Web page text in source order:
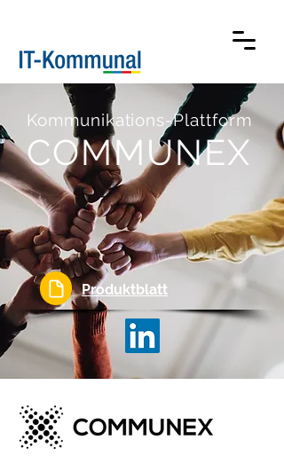
Kommunikations-Plattform
COMMUNEX
Produktblatt